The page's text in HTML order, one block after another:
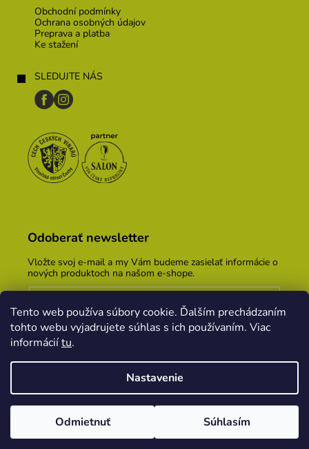
Tento web používa súbory cookie. Ďalším prechádzaním
tohto webu vyjadrujete súhlas s ich používaním. Viac
informáciítu.
Nastavenie
Odmietnuť Súhlasím
Obchodní podmínky
Ochrana osobných údajov
Preprava a platba
Ke stažení
SLEDUJTE NÁS
Odoberať newsletter
Vložte svoj e-mail a my Vám budeme zasielať informácie o
nových produktoch na našom e-shope.
Vložením e-mailu súhlasíte s podmienkami ochrany
osobných údajov
PRIHLÁSIŤ SA
Vytvoril Shoptet
PekneWeby
práva vyhradené.